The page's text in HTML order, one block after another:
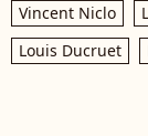
Vincent Niclo
Louis Ducruet